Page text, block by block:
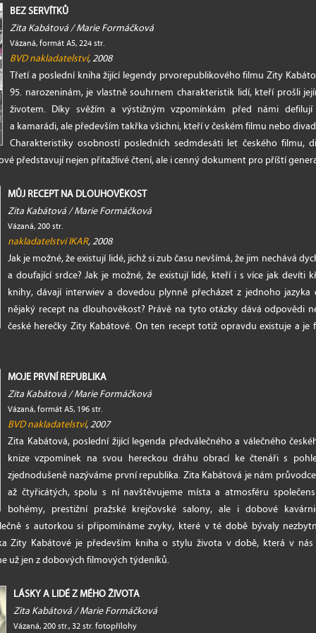
BEZ SERVÍTKŮ
Zita Kabátová / Marie Formáčková
Vázaná, formát A5, 224 str.
BVD nakladatelství, 2008
Třetí a poslední kniha žijící legendy prvorepublikového filmu Zity
95. narozeninám, je vlastně souhrnem charakteristik lidí, kteří prošli
životem. Díky svěžím a výstižným vzpomínkám před námi
a kamarádi, ale především takřka všichni, kteří v českém filmu nebo
Charakteristiky osobností posledních sedmdesáti let českého filmu,
představují nejen přitažlivé čtení, ale i cenný dokument pro příští
MŮJ RECEPT NA DLOUHOVĚKOST
Zita Kabátová / Marie Formáčková
Vázaná, 200 str.
nakladatelství IKAR, 2008
Jak je možné, že existují lidé, jichž si zub času nevšímá, že jim nechává
a doufající srdce? Jak je možné, že existují lidé, kteří i s více jak devíti
knihy, dávají interwiev a dovedou plynně přecházet z jednoho
nějaký recept na dlouhověkost? Právě na tyto otázky dává odpovědi
české herečky Zity Kabátové. On ten recept totiž opravdu existuje a
MOJE PRVNÍ REPUBLIKA
Zita Kabátová / Marie Formáčková
Vázaná, formát A5, 196 str.
BVD nakladatelství, 2007
Zita Kabátová, poslední žijící legenda předválečného a válečného
knize vzpomínek na svou hereckou dráhu obrací ke čtenáři s
zjednodušeně nazýváme první republika. Zita Kabátová je nám
až čtyřicátých, spolu s ní navštěvujeme místa a atmosféru
bohémy, prestižní pražské krejčovské salony, ale i dobové
s autorkou si připomínáme zvyky, které v té době bývaly
Zity Kabátové je především kniha o stylu života v době, která v
už jen z dobových filmových týdeníků.
LÁSKY A LIDÉ Z MÉHO ŽIVOTA
Zita Kabátová / Marie Formáčková
Vázaná, 200 str., 32 str. fotopřílohy